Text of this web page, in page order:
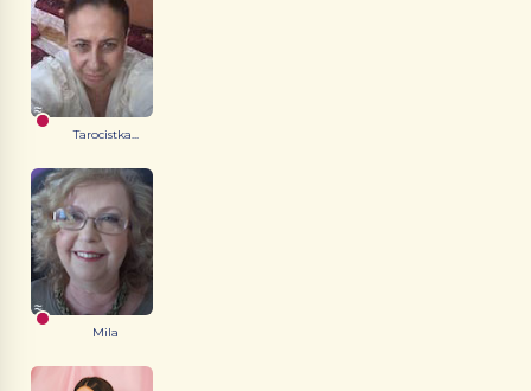
Tarocistka...
Mila